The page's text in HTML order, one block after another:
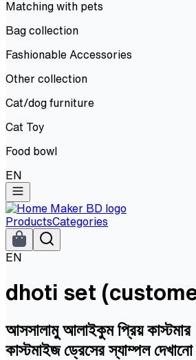
Matching with pets
Bag collection
Fashionable Accessories
Other collection
Cat/dog furniture
Cat Toy
Food bowl
EN
ProductsCategories
EN
dhoti set
আসসালামু আলাইকুম প্রিয়
কাস্টমাইজ ড্রেসের স্যাম্পল